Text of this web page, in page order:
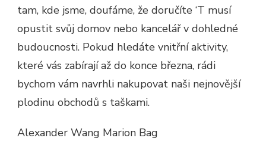
tam, kde jsme, doufáme, že doručíte ‘T musí
opustit svůj domov nebo kancelář v dohledné
budoucnosti. Pokud hledáte vnitřní aktivity,
které vás zabírají až do konce března, rádi
bychom vám navrhli nakupovat naši nejnovější
plodinu obchodů s taškami.
Alexander Wang Marion Bag